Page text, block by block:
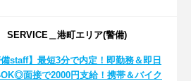
＿港町エリア(警備)
備staff】最短3分で内定！即勤務＆即日
面接で2000円支給！携帯＆バイク